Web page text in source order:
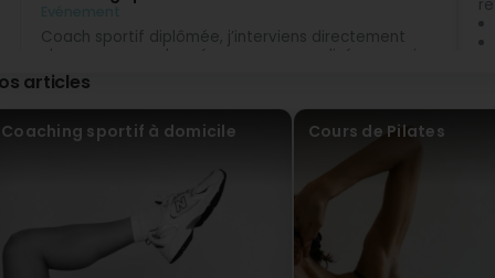
Coach sportif diplômée, j’interviens directement
chez vous pour des séances personnalisées : remise
en forme, renforcement musculaire, perte de poids,
sport santé et Pilates. Un accompagnement sur
mesure pour progresser efficacement, sans
contrainte de déplacement.
articles
Coaching sportif à domicile Cours de Pilates